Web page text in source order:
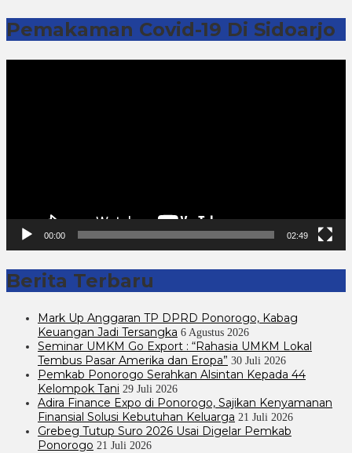
Pemakaman Covid-19 Di Sidoarjo
00:00 02:49
Berita Terbaru
Mark Up Anggaran TP DPRD Ponorogo, Kabag
Keuangan Jadi Tersangka 6 Agustus 2026
Seminar UMKM Go Export : “Rahasia UMKM Lokal
Tembus Pasar Amerika dan Eropa” 30 Juli 2026
Pemkab Ponorogo Serahkan Alsintan Kepada 44
Kelompok Tani 29 Juli 2026
Adira Finance Expo di Ponorogo, Sajikan Kenyamanan
Finansial Solusi Kebutuhan Keluarga 21 Juli 2026
Grebeg Tutup Suro 2026 Usai Digelar Pemkab
Ponorogo 21 Juli 2026